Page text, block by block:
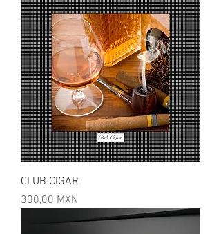
CLUB CIGAR
Precio
300,00 MXN